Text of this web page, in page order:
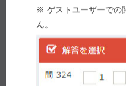
※ ゲストユーザーでの
ん。
Previous